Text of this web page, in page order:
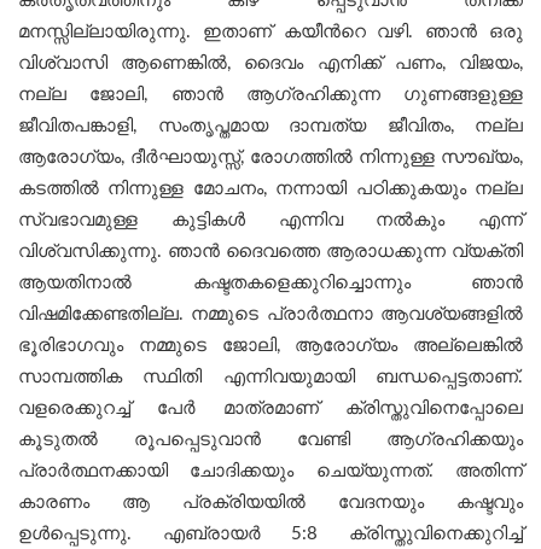
മനസ്സില്ലായിരുന്നു. ഇതാണ് കയീന്‍റെ വഴി. ഞാൻ ഒരു
വിശ്വാസി ആണെങ്കിൽ, ദൈവം എനിക്ക് പണം, വിജയം,
നല്ല ജോലി, ഞാന്‍ ആഗ്രഹിക്കുന്ന ഗുണങ്ങളുള്ള
ജീവിതപങ്കാളി, സംതൃപ്തമായ ദാമ്പത്യ ജീവിതം, നല്ല
ആരോഗ്യം, ദീർഘായുസ്സ്, രോഗത്തിൽ നിന്നുള്ള സൗഖ്യം,
കടത്തിൽ നിന്നുള്ള മോചനം, നന്നായി പഠിക്കുകയും നല്ല
സ്വഭാവമുള്ള കുട്ടികൾ എന്നിവ നൽകും എന്ന്
വിശ്വസിക്കുന്നു. ഞാൻ ദൈവത്തെ ആരാധക്കുന്ന വ്യക്തി
ആയതിനാൽ കഷ്ടതകളെക്കുറിച്ചൊന്നും ഞാൻ
വിഷമിക്കേണ്ടതില്ല. നമ്മുടെ പ്രാർത്ഥനാ ആവശ്യങ്ങളിൽ
ഭൂരിഭാഗവും നമ്മുടെ ജോലി, ആരോഗ്യം അല്ലെങ്കിൽ
സാമ്പത്തിക സ്ഥിതി എന്നിവയുമായി ബന്ധപ്പെട്ടതാണ്.
വളരെക്കുറച്ച് പേര്‍ മാത്രമാണ് ക്രിസ്തുവിനെപ്പോലെ
കൂടുതൽ രൂപപ്പെടുവാൻ വേണ്ടി ആഗ്രഹിക്കയും
പ്രാർത്ഥനക്കായി ചോദിക്കയും ചെയ്യുന്നത്. അതിന്ന്
കാരണം ആ പ്രക്രിയയിൽ വേദനയും കഷ്ടവും
ഉൾപ്പെടുന്നു. എബ്രായർ 5:8 ക്രിസ്തുവിനെക്കുറിച്ച്